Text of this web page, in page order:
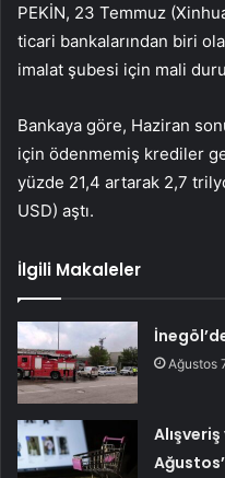
PEKİN, 23 Temmuz
ticari bankalarından biri
imalat şubesi için mali
Bankaya göre, Haziran
için ödenmemiş krediler
yüzde 21,4 artarak 2,7
USD) aştı.
İlgili Makaleler
Ağustos